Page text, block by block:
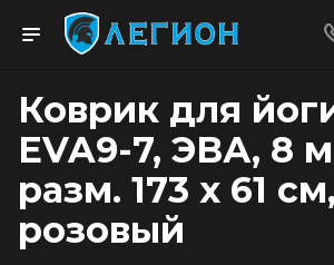
Коврик для
EVA9-7, ЭВА, 8
разм. 173 х 61 см,
розовый